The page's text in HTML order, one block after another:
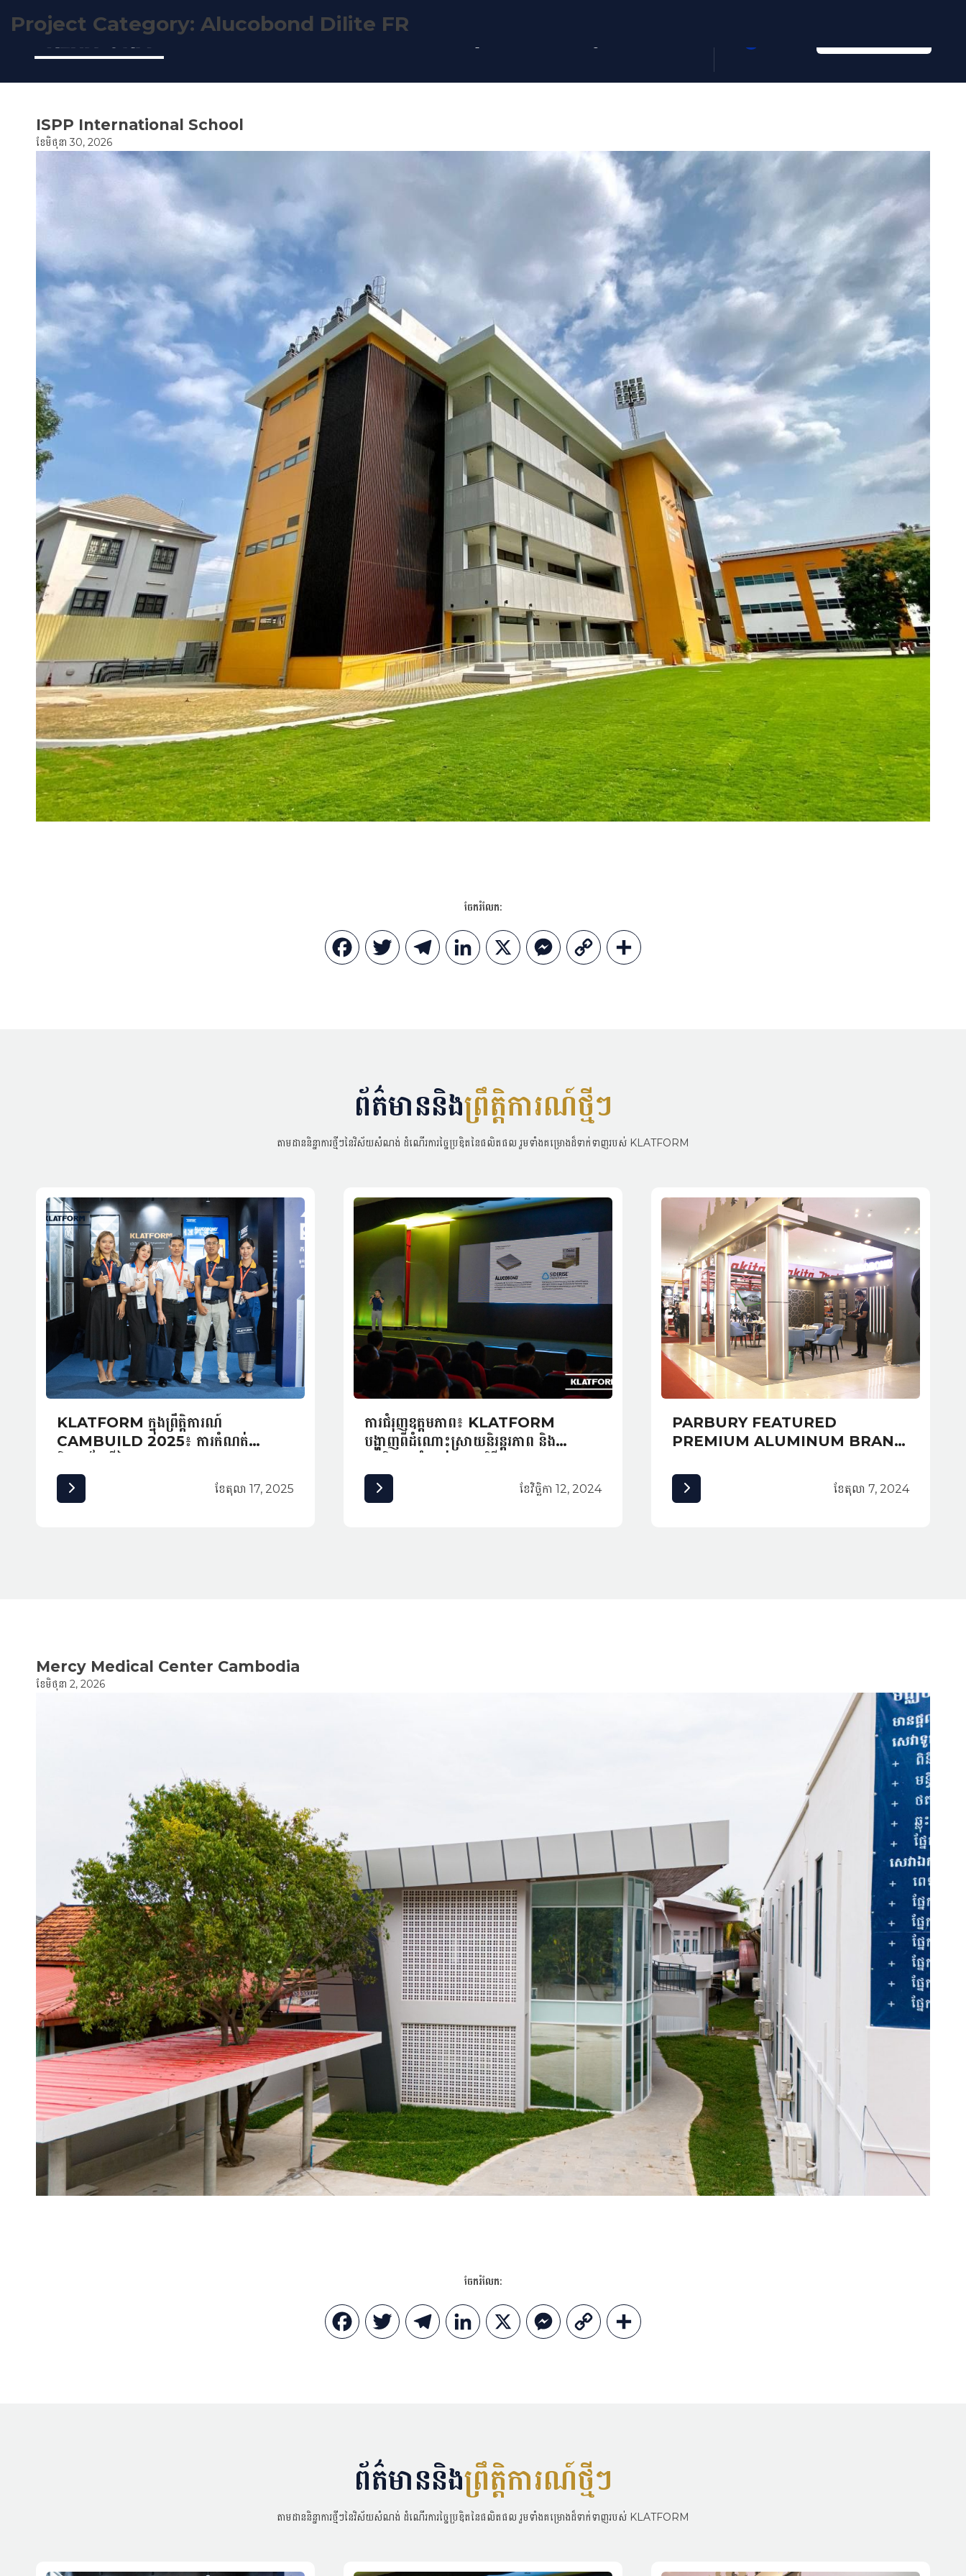
to
Project Category: Alucobond Dilite FR
ISPP International School
ខែ​មិថុនា 30, 2026
ចែករំលែក:
FacebookTwitter TelegramLinkedInX Messenger
Copy
Link
ព័ត៌មាននិងព្រឹត្តិការណ៍ថ្មីៗ
តាមដាននិន្នាការថ្មីៗនៃវិស័យសំណង់ ដំណើរការច្នៃប្រឌិតនៃផលិតផល រួមទាំងគម្រោងដ៏ទាក់ទាញរបស់ KLATFORM
KLATFORM ក្នុងព្រឹត្តិការណ៍
CAMBUILD 2025៖ ការកំណត់
ខែ​តុលា 17, 2025
ការជំរុញឧត្តមភាព៖ KLATFORM
បង្ហាញពីដំណោះស្រាយនិរន្តរភាព និង
2024
ខែ​វិច្ឆិកា 12, 2024
PARBURY FEATURED
PREMIUM ALUMINUM BRAND
CAMBUILD 2019 AND
AWARDED MOST CREATIVE
ខែ​តុលា 7, 2024
Mercy Medical Center Cambodia
ខែ​មិថុនា 2, 2026
ចែករំលែក:
FacebookTwitter TelegramLinkedInX Messenger
Copy
Link
ព័ត៌មាននិងព្រឹត្តិការណ៍ថ្មីៗ
តាមដាននិន្នាការថ្មីៗនៃវិស័យសំណង់ ដំណើរការច្នៃប្រឌិតនៃផលិតផល រួមទាំងគម្រោងដ៏ទាក់ទាញរបស់ KLATFORM